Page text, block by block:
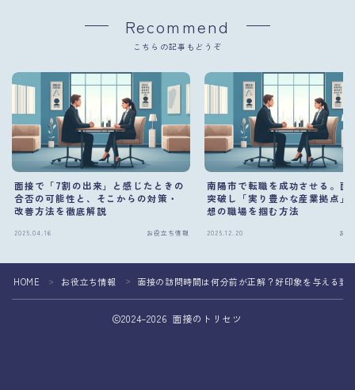
Recommend
こちらの記事もどうぞ
面接で「7割の出来」と感じたときの
合否の可能性と、そこからの対策・
改善方法を徹底解説
2025.04.16 お役立ち情報
南陽市で転職を成功させる。面
突破し「実り豊かな産業拠点」
想の職場を掴む方法
2025.12.20 お
HOME ＞ お役立ち情報 ＞ 面接の訪問時間は何分前が正解？好印象を与える到
2024–2026 面接のトリセツ